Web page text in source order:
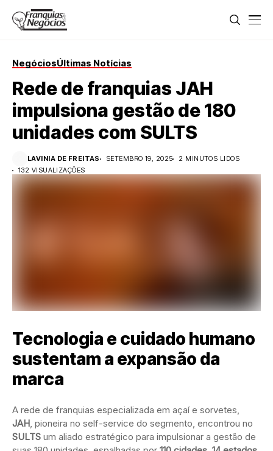
NegóciosÚltimas Notícias
Rede de franquias JAH
impulsiona gestão de 180
unidades com SULTS
LAVINIA DE FREITAS SETEMBRO 19, 2025
2 MINUTOS LIDOS
132 VISUALIZAÇÕES
Tecnologia e cuidado humano
sustentam a expansão da
marca
A rede de franquias especializada em açaí e sorvetes,
JAH, pioneira no self-service do segmento, encontrou no
SULTS um aliado estratégico para impulsionar a gestão de